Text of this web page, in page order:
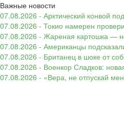
Важные новости
07.08.2026 - Арктический конвой
07.08.2026 - Токио намерен
07.08.2026 - Жареная картошка —
07.08.2026 - Американцы
07.08.2026 - Британец в шоке от
07.08.2026 - Военкор Сладков:
07.08.2026 - «Вера, не отпускай